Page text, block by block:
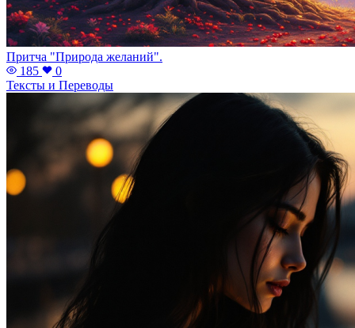
Притча "Природа желаний".
185
0
Тексты и Переводы